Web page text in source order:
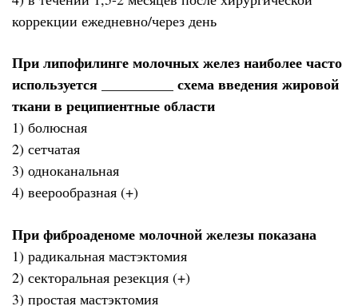
коррекции ежедневно/через день
При липофилинге молочных желез наиболее часто
используется __________ схема введения жировой
ткани в реципиентные области
1) болюсная
2) сетчатая
3) одноканальная
4) веерообразная (+)
При фиброаденоме молочной железы показана
1) радикальная мастэктомия
2) секторальная резекция (+)
3) простая мастэктомия